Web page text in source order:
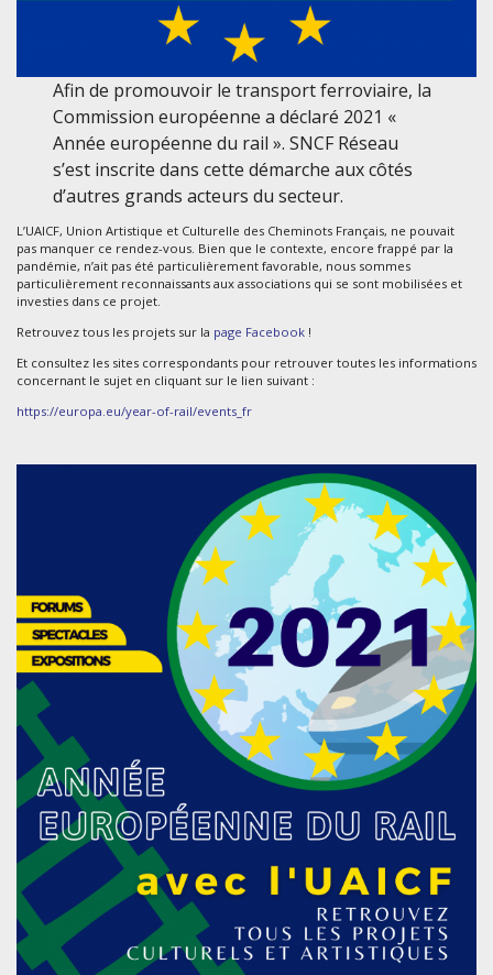
Afin de promouvoir le transport ferroviaire, la
Commission européenne a déclaré 2021 «
Année européenne du rail ». SNCF Réseau
s’est inscrite dans cette démarche aux côtés
d’autres grands acteurs du secteur.
L’UAICF, Union Artistique et Culturelle des Cheminots Français, ne pouvait
pas manquer ce rendez-vous. Bien que le contexte, encore frappé par la
pandémie, n’ait pas été particulièrement favorable, nous sommes
particulièrement reconnaissants aux associations qui se sont mobilisées et
investies dans ce projet.
Retrouvez tous les projets sur la page Facebook !
Et consultez les sites correspondants pour retrouver toutes les informations
concernant le sujet en cliquant sur le lien suivant :
https://europa.eu/year-of-rail/events_fr